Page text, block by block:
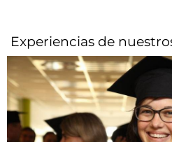
Experiencias de